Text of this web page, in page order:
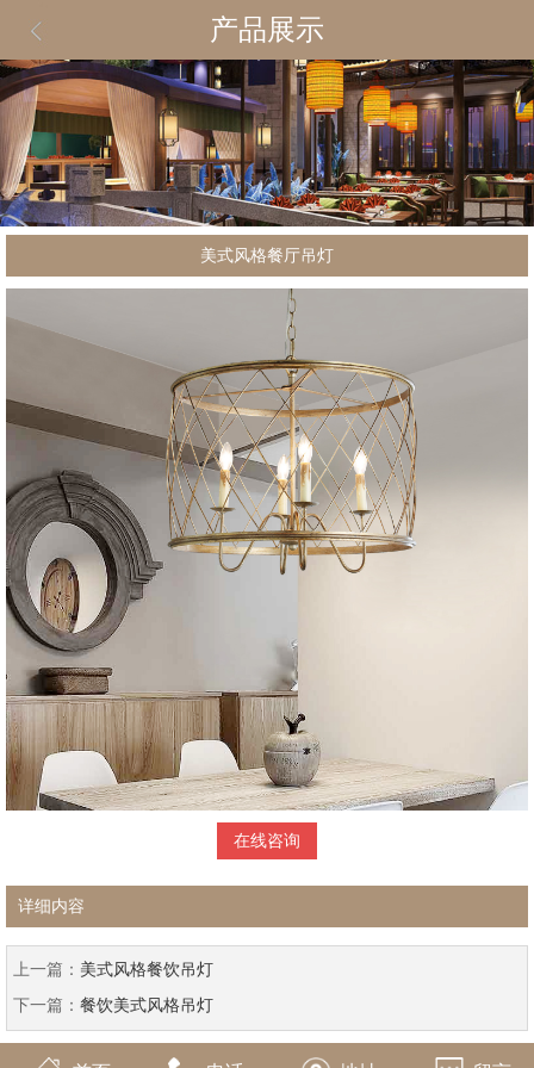
产品展示
美式风格餐厅吊灯
在线咨询
详细内容
上一篇： 美式风格餐饮吊灯
下一篇： 餐饮美式风格吊灯